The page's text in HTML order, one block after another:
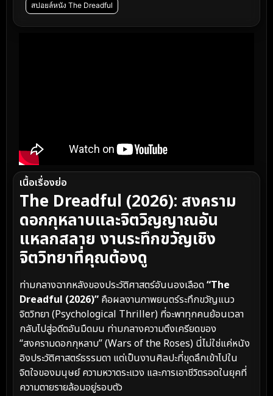
สปอยล์หนัง The Dreadful
เนื้อเรื่องย่อ
The Dreadful (2026): สงคราม
ดอกกุหลาบและจิตวิญญาณอัน
แหลกสลาย งานระทึกขวัญเชิง
จิตวิทยาที่คุณต้องดู
ท่ามกลางฉากหลังของประวัติศาสตร์อันนองเลือด“The
Dreadful (2026)” คือผลงานภาพยนตร์ระทึกขวัญแนว
จิตวิทยา (Psychological Thriller) ที่จะพาทุกคนย้อนเวลา
กลับไปสู่อดีตอันมืดมน ท่ามกลางความตึงเครียดของ
“สงครามดอกกุหลาบ” (Wars of the Roses) นี่ไม่ใช่แค่หนัง
อิงประวัติศาสตร์ธรรมดา แต่เป็นงานศิลปะที่ขุดลึกเข้าไปใน
จิตใจของมนุษย์ ความหวาดระแวง และการเอาชีวิตรอดในยุคที่
ความตายรายล้อมอยู่รอบตัว